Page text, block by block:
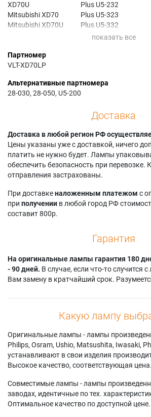
XD70U
Mitsubishi XD70
Mitsubishi XD70U
Plus U5-132
Plus U5-232
Plus U5-323
Plus U5-332
Plus U5-432
Партномер
VLT-XD70LP
Альтернативные партномера
28-030, 28-050, U5-200
Доставка
Доставка в любой регион РФ
Цены указаны уже с доставкой, ничего
платить не нужно будет. Лампы
обеспечить безопасность при перевозке.
отправления застрахованы.
При доставкеналоженным платежом с
при получении в любой город РФ
составит 800р.
Гарантия
На оригинальные лампы гарантия 180
- 90 дней. В случае, если что-то
Вам замену в кратчайший срок.
Какую лампу
Оригинальные лампы - лампы
Philips, Osram, Ushio, Matsushita, Iwasaki,
устанавливают в свои изделия
Высокое качество, соответствующая цена.
Совместимые лампы - лампы
заводах, идентичные по тех.
Оптимальное качество по доступной цене.